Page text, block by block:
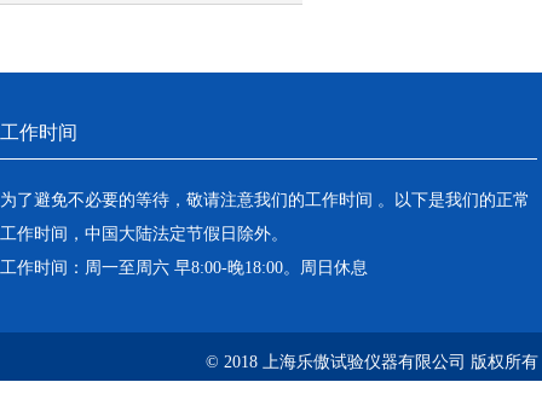
工作时间
为了避免不必要的等待，敬请注意我们的工作时间 。以下是我们的正常
工作时间，中国大陆法定节假日除外。
工作时间：周一至周六 早8:00-晚18:00。周日休息
© 2018 上海乐傲试验仪器有限公司 版权所